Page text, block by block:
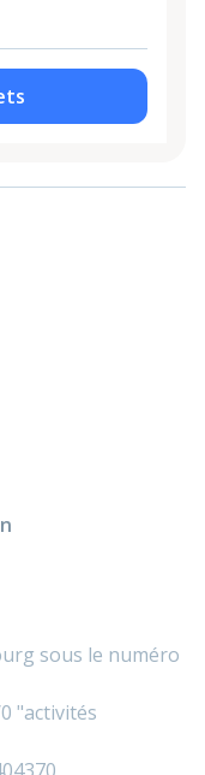
sous le numéro
"activités